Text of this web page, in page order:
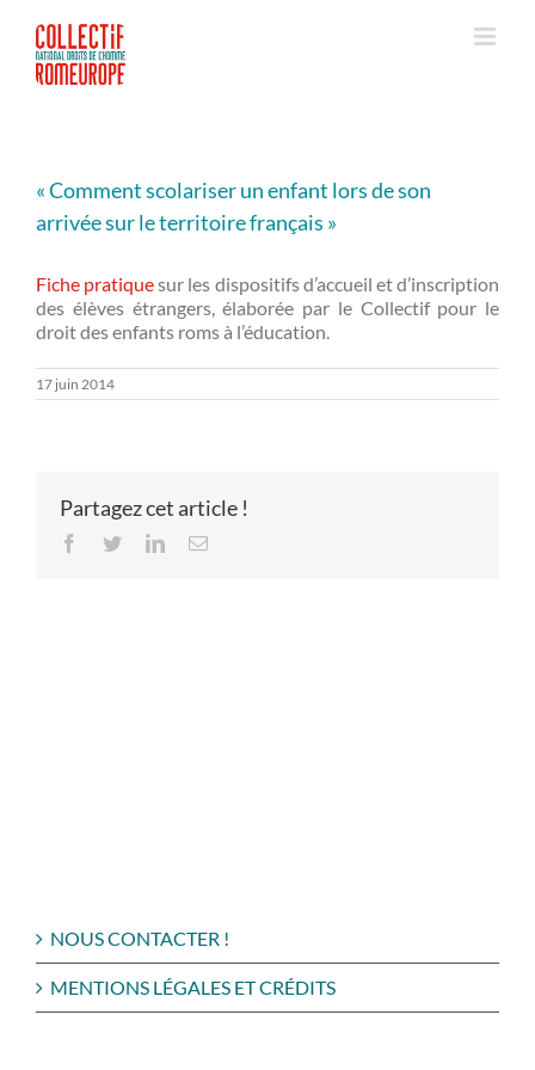
contenu
« Comment scolariser un enfant lors de son
arrivée sur le territoire français »
Fiche pratiquesur les dispositifs d’accueil et d’inscription
des élèves étrangers, élaborée par le Collectif pour le
droit des enfants roms à l’éducation.
17 juin 2014
Partagez cet article !
Facebook
TwitterLinkedInEmail
NOUS CONTACTER !
MENTIONS LÉGALES ET CRÉDITS